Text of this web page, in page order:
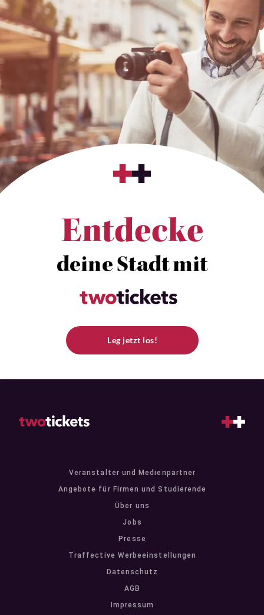
Entdecke
deine Stadt mit
Leg jetzt los!
Veranstalter und Medienpartner
Angebote für Firmen und Studierende
Über uns
Jobs
Presse
Traffective Werbeeinstellungen
Datenschutz
AGB
Impressum